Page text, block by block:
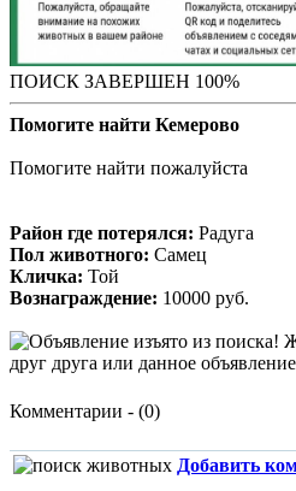
ПОИСК ЗАВЕРШЕН 100%
Помогите найти Кемерово
Помогите найти пожалуйста
Район где потерялся: Радуга
Пол животного: Самец
Кличка: Той
Вознаграждение: 10000 руб.
Комментарии - (0)
Добавить